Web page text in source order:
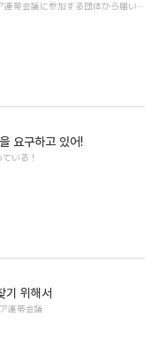
第12回日本軍「慰安婦」問題アジア連帯会議に参加する団体から届いた紹介文
요구하고 있어!
いる！
기 위해서
連帯会議